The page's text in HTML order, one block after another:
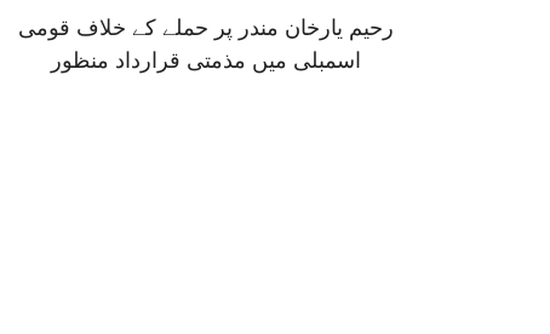
رحیم یارخان مندر پر حملے کے خلاف قومی
اسمبلی میں مذمتی قرارداد منظور